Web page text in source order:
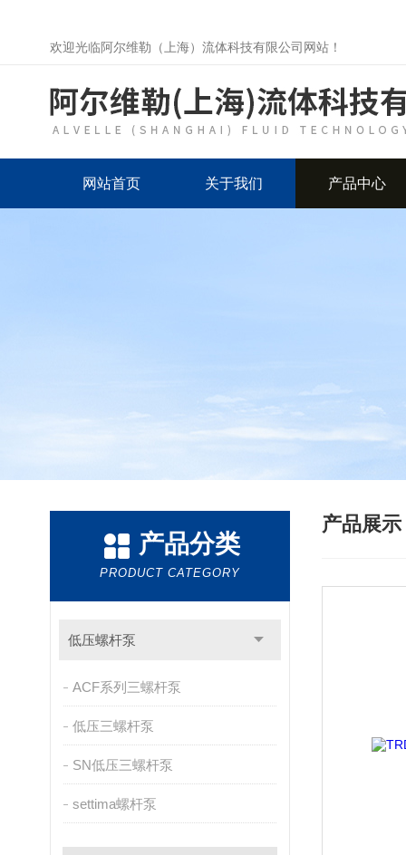
欢迎光临阿尔维勒（上海）流体科技有限公司网站！
网站首页 关于我们 产品中心
产品分类
PRODUCT CATEGORY
低压螺杆泵
ACF系列三螺杆泵
低压三螺杆泵
SN低压三螺杆泵
settima螺杆泵
产品展示